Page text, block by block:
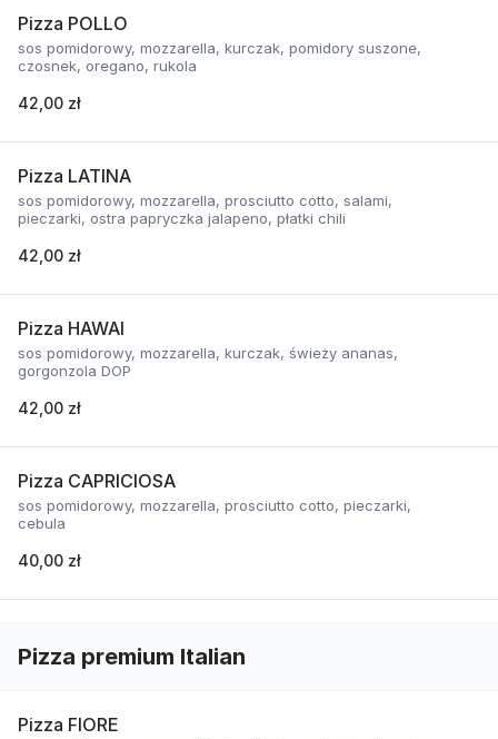
Pizza POLLO
sos pomidorowy, mozzarella, kurczak, pomidory suszone,
czosnek, oregano, rukola
42,00 zł
Pizza LATINA
sos pomidorowy, mozzarella, prosciutto cotto, salami,
pieczarki, ostra papryczka jalapeno, płatki chili
42,00 zł
Pizza HAWAI
sos pomidorowy, mozzarella, kurczak, świeży ananas,
gorgonzola DOP
42,00 zł
Pizza CAPRICIOSA
sos pomidorowy, mozzarella, prosciutto cotto, pieczarki,
cebula
40,00 zł
Pizza premium Italian
Pizza FIORE